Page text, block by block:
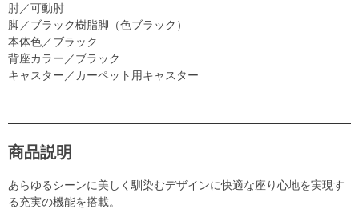
肘／可動肘
脚／ブラック樹脂脚（色ブラック）
本体色／ブラック
背座カラー／ブラック
キャスター／カーペット用キャスター
商品説明
あらゆるシーンに美しく馴染むデザインに快適な座り心地を実現す
る充実の機能を搭載。